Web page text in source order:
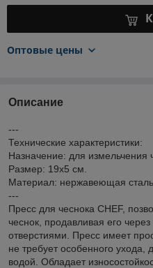
Оптовые цены
Описание
---
Технические характеристики:
Назначение: для измельчения
Размер: 19х5 см.
Материал: нержавеющая сталь
---
Пресс для чеснока CHEF,
чеснок, продавливая его
отверстиями. Пресс имеет
не требует особенного ухода,
водой. Обладает